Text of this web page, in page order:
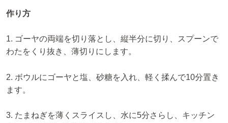
作り方
1. ゴーヤの両端を切り落とし、縦半分に切り、スプーンで
わたをくり抜き、薄切りにします。
2. ボウルにゴーヤと塩、砂糖を入れ、軽く揉んで10分置き
ます。
3. たまねぎを薄くスライスし、水に5分さらし、キッチン